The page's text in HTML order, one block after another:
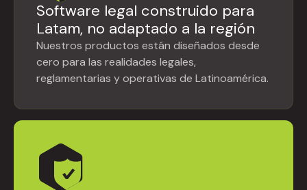
Software legal construido para
Latam, no adaptado a la región
Nuestros productos están diseñados desde
cero para las realidades legales,
reglamentarias y operativas de Latinoamérica.